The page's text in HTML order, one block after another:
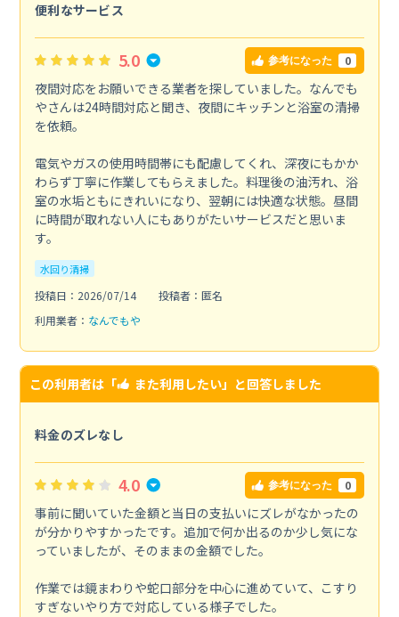
便利なサービス
5.0 参考になった 0
夜間対応をお願いできる業者を探していました。なんでも
やさんは24時間対応と聞き、夜間にキッチンと浴室の清掃
を依頼。
電気やガスの使用時間帯にも配慮してくれ、深夜にもかか
わらず丁寧に作業してもらえました。料理後の油汚れ、浴
室の水垢ともにきれいになり、翌朝には快適な状態。昼間
に時間が取れない人にもありがたいサービスだと思いま
す。
水回り清掃
投稿日：2026/07/14
投稿者：匿名
利用業者： なんでもや
この利用者は「 また利用したい」と回答しました
料金のズレなし
4.0 参考になった 0
事前に聞いていた金額と当日の支払いにズレがなかったの
が分かりやすかったです。追加で何か出るのか少し気にな
っていましたが、そのままの金額でした。
作業では鏡まわりや蛇口部分を中心に進めていて、こすり
すぎないやり方で対応している様子でした。